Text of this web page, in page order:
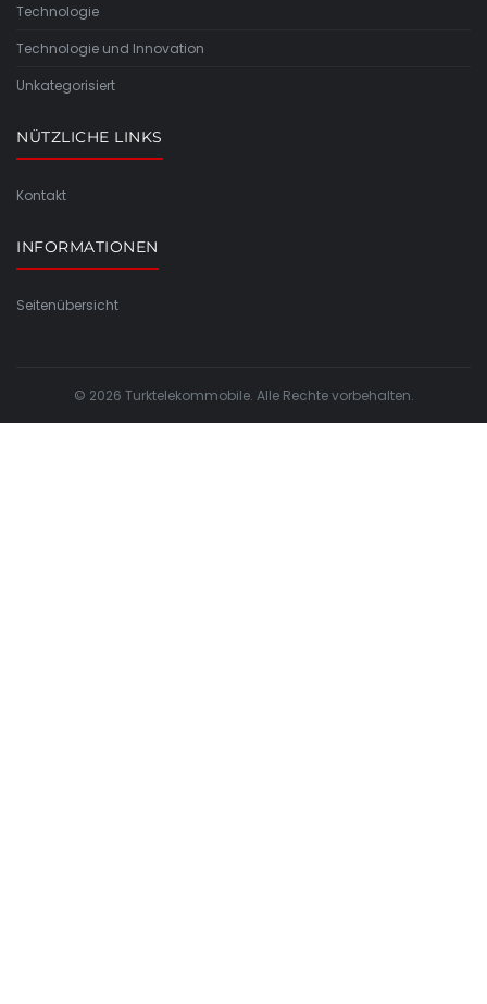
Technologie
Technologie und Innovation
Unkategorisiert
NÜTZLICHE LINKS
Kontakt
INFORMATIONEN
Seitenübersicht
© 2026 Turktelekommobile. Alle Rechte vorbehalten.